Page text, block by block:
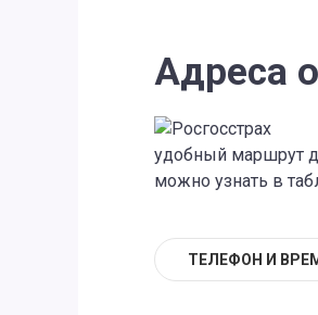
Адреса
удобный маршрут
можно узнать в
ТЕЛЕФОН И